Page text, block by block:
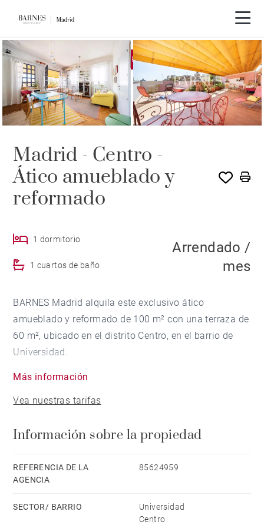
EXCLUSIVIDAD ALQUILADO POR BARNES
Madrid - Centro -
Ático amueblado y
reformado
1 dormitorio
1 cuartos de baño
Arrendado /
mes
BARNES Madrid alquila este exclusivo ático
amueblado y reformado de 100 m² con una terraza de
60 m², ubicado en el distrito Centro, en el barrio de
Universidad.
principios del siglo XX, esta lujosa propiedad ofrece
diseño personalizado. La amplia terraza, orientada al
cielos de Madrid y de una agradable vida al aire libre.
El interior se distribuye en un salón-comedor con
cocina integrada y acceso directo a la terraza,
Más información
Vea nuestras tarifas
Información sobre la propiedad
REFERENCIA DE LA
AGENCIA
85624959
SECTOR/ BARRIO
Universidad
Centro